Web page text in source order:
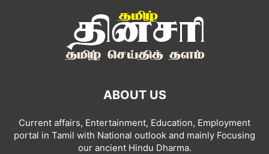
ABOUT US
Current affairs, Entertainment, Education, Employment
portal in Tamil with National outlook and mainly Focusing
our ancient Hindu Dharma.